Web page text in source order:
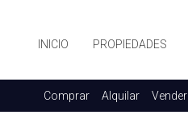
INICIO PROPIEDADES
Comprar Alquilar Vender